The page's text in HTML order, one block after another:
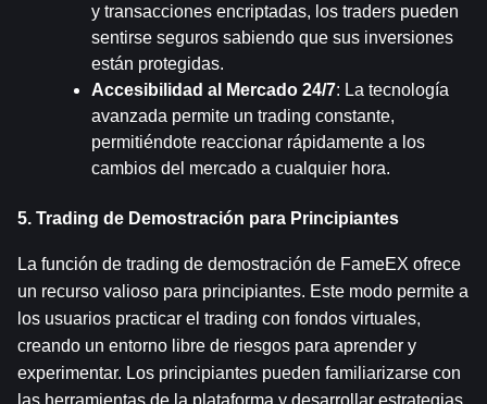
y transacciones encriptadas, los traders pueden
sentirse seguros sabiendo que sus inversiones
están protegidas.
Accesibilidad al Mercado 24/7: La tecnología
avanzada permite un trading constante,
permitiéndote reaccionar rápidamente a los
cambios del mercado a cualquier hora.
5. Trading de Demostración para Principiantes
La función de trading de demostración de FameEX ofrece
un recurso valioso para principiantes. Este modo permite a
los usuarios practicar el trading con fondos virtuales,
creando un entorno libre de riesgos para aprender y
experimentar. Los principiantes pueden familiarizarse con
las herramientas de la plataforma y desarrollar estrategias